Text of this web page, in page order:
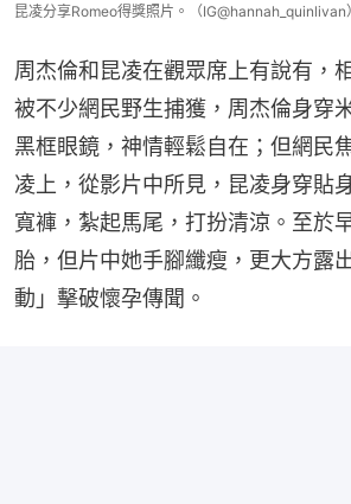
昆凌分享Romeo得獎照片。（IG@hannah_quinlivan）
周杰倫和昆凌在觀眾席上有說有，
被不少網民野生捕獲，周杰倫身穿
黑框眼鏡，神情輕鬆自在；但網民
凌上，從影片中所見，昆凌身穿貼
寬褲，紮起馬尾，打扮清涼。至於
胎，但片中她手腳纖瘦，更大方露
動」擊破懷孕傳聞。